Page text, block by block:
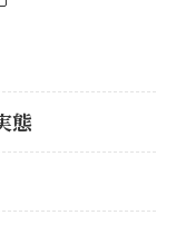
態